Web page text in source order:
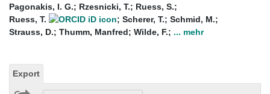
Pagonakis, I. G.; Rzesnicki, T.; Ruess, S.;
Ruess, T.
; Scherer, T.; Schmid, M.;
Strauss, D.; Thumm, Manfred; Wilde, F.; ... mehr
Export